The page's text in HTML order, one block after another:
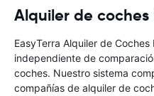
Alquiler de coches
EasyTerra Alquiler de
independiente de
coches. Nuestro sistema
compañías de alquiler de